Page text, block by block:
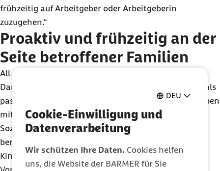
DEU
Cookie-Einwilligung und
Datenverarbeitung
Wir schützen Ihre Daten. Cookies helfen
uns, die Website der BARMER für Sie
frühzeitig auf Arbeitgeber oder Arbeitgeberin
zuzugehen.“
Proaktiv und frühzeitig an der
Seite betroffener Familien
All das bringt den Alltag der Familien durcheinander.
Darum geht die Barmer frühzeitig auf diese zu. Oftmals
passiert dies Hand in Hand mit den Kliniken. „Wir haben
mittlerweile ein starkes Netzwerk von Klinik-
Sozialdiensten, welche unsere Lotsinnen und Lotsen
bereits zum Zeitpunkt der stationären Aufnahme des
Kindes kontaktieren“, so Christine Höffner.